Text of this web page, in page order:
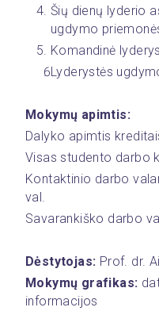
Šių dienų lyderio
ugdymo
Komandinė
Lyderystės
Mokymų apimtis:
Dalyko apimtis
Visas studento darbo
Kontaktinio darbo
val.
Savarankiško darbo
Dėstytojas: Prof. dr.
Mokymų grafikas:
informacijos